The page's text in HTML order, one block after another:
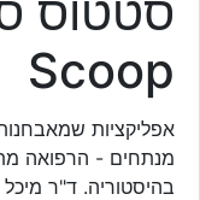
Scoop
אפליקציות
מנתחים - הרפואה
בהיסטוריה. ד"ר